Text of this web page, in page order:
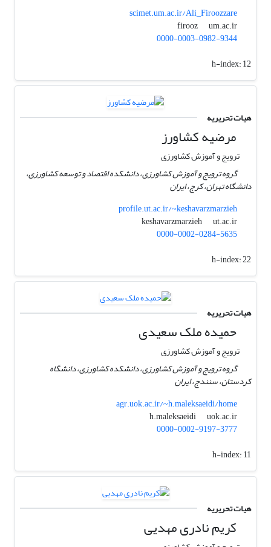
scimet.um.ac.ir/Ali_Firoozzare
firooz
um.ac.ir
0000-0003-0982-9344
h-index:12
هیات تحریریه
مرضیه کشاورز
ترویج و آموزش کشاورزی
گروه ترویج و آموزش کشاورزی، دانشکده اقتصاد و توسعه کشاورزی،
دانشگاه تهران، کرج، ایران
profile.ut.ac.ir/~keshavarzmarzieh
keshavarzmarzieh
ut.ac.ir
0000-0002-0284-5635
h-index:22
هیات تحریریه
حمیده ملک سعیدی
ترویج و آموزش کشاورزی
گروه ترویج و آموزش کشاورزی، دانشکده کشاورزی، دانشگاه
کردستان، سنندج، ایران
agr.uok.ac.ir/~h.maleksaeidi/home
h.maleksaeidi
uok.ac.ir
0000-0002-9197-3777
h-index:11
هیات تحریریه
کریم نادری مهدیی